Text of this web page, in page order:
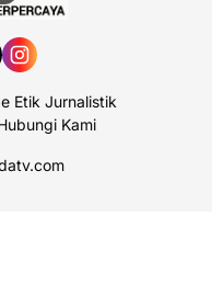
Etik Jurnalistik
Kami